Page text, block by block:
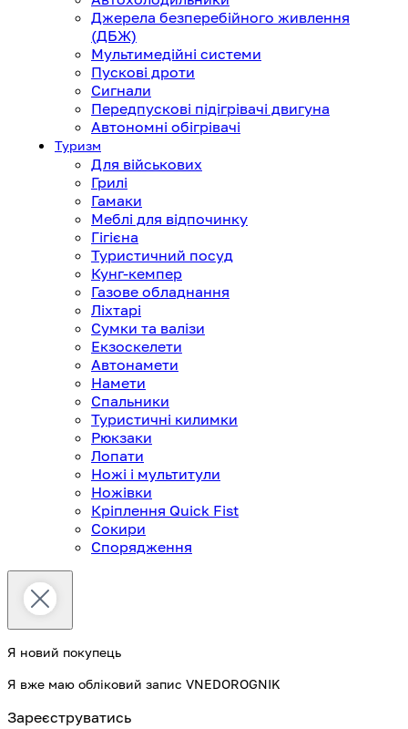
Джерела безперебійного живлення
(ДБЖ)
Мультимедійні системи
Пускові дроти
Сигнали
Передпускові підігрівачі двигуна
Автономні обігрівачі
Туризм
Для військових
Грилі
Гамаки
Меблі для відпочинку
Гігієна
Туристичний посуд
Кунг-кемпер
Газове обладнання
Ліхтарі
Сумки та валізи
Екзоскелети
Автонамети
Намети
Спальники
Туристичні килимки
Рюкзаки
Лопати
Ножі і мультитули
Ножівки
Кріплення Quick Fist
Сокири
Спорядження
Я новий покупець
Я вже маю обліковий запис VNEDOROGNIK
Зареєструватись